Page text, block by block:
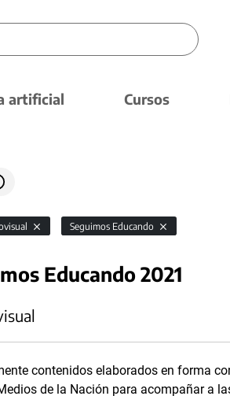
artificial Cursos
Seguimos Educando
Educando 2021
contenidos elaborados en forma
de la Nación para acompañar a